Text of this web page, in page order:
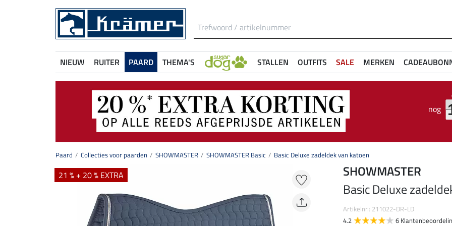
NIEUW RUITER PAARD THEMA'S STALLEN OUTFITS SALE MERKEN
nog
Paard Collecties voor paarden SHOWMASTER SHOWMASTER Basic Basic Deluxe zadeldek van katoen
21 % + 20 % EXTRA
SHOWMASTER
Basic Deluxe
Artikelnr.: 211022-DR-LD
4.2
6